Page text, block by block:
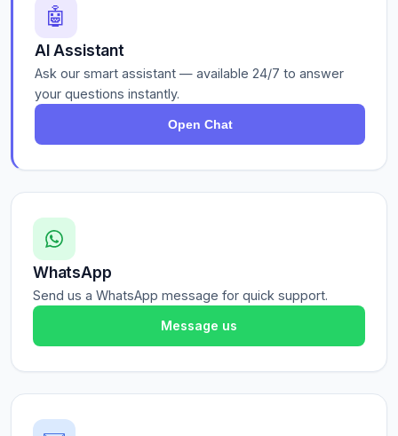
🤖
AI Assistant
Ask our smart assistant — available 24/7 to answer
your questions instantly.
Open Chat
WhatsApp
Send us a WhatsApp message for quick support.
Message us